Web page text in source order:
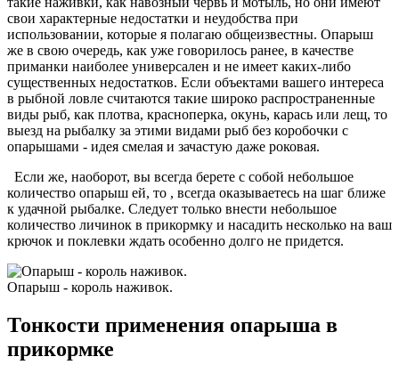
свои характерные недостатки и неудобства при
использовании, которые я полагаю общеизвестны. Опарыш
же в свою очередь, как уже говорилось ранее, в качестве
приманки наиболее универсален и не имеет каких-либо
существенных недостатков. Если объектами вашего интереса
в рыбной ловле считаются такие широко распространенные
виды рыб, как плотва, красноперка, окунь, карась или лещ, то
выезд на рыбалку за этими видами рыб без коробочки с
опарышами - идея смелая и зачастую даже роковая.
Если же, наоборот, вы всегда берете с собой небольшое
количество опарыш ей, то , всегда оказываетесь на шаг ближе
к удачной рыбалке. Следует только внести небольшое
количество личинок в прикормку и насадить несколько на ваш
крючок и поклевки ждать особенно долго не придется.
Опарыш - король наживок.
Тонкости применения опарыша в
прикормке